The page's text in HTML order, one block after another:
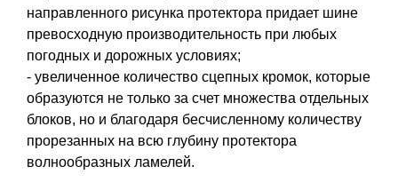
направленного рисунка протектора придает шине
превосходную производительность при любых
погодных и дорожных условиях;
- увеличенное количество сцепных кромок, которые
образуются не только за счет множества отдельных
блоков, но и благодаря бесчисленному количеству
прорезанных на всю глубину протектора
волнообразных ламелей.